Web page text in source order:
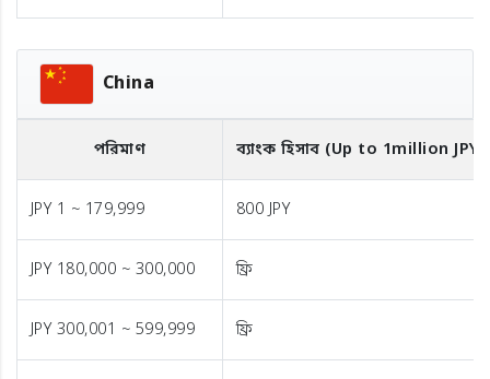
China
পরিমাণ ব্যাংক হিসাব (Up to 1million JPY)
JPY 1 ~ 179,999 800 JPY
JPY 180,000 ~ 300,000 ফ্রি
JPY 300,001 ~ 599,999 ফ্রি